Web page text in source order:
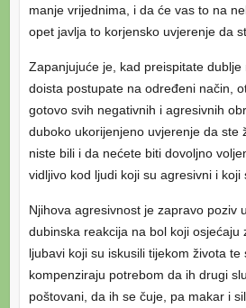
manje vrijednima, i da će vas to na
opet javlja to korjensko uvjerenje da
Zapanjujuće je, kad preispitate dublje
doista postupate na određeni način,
gotovo svih negativnih i agresivnih
duboko ukorijenjeno uvjerenje da ste
niste bili i da nećete biti dovoljno
vidljivo kod ljudi koji su agresivni i koji
Njihova agresivnost je zapravo poziv
dubinska reakcija na bol koji osjećaju
ljubavi koji su iskusili tijekom života
kompenziraju potrebom da ih drugi
poštovani, da ih se čuje, pa makar i